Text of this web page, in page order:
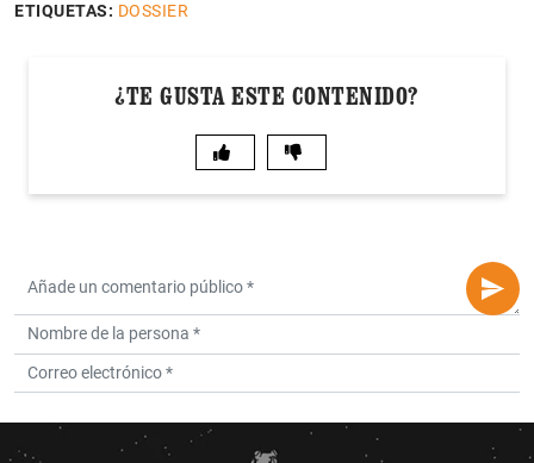
ETIQUETAS: DOSSIER
¿TE GUSTA ESTE CONTENIDO?